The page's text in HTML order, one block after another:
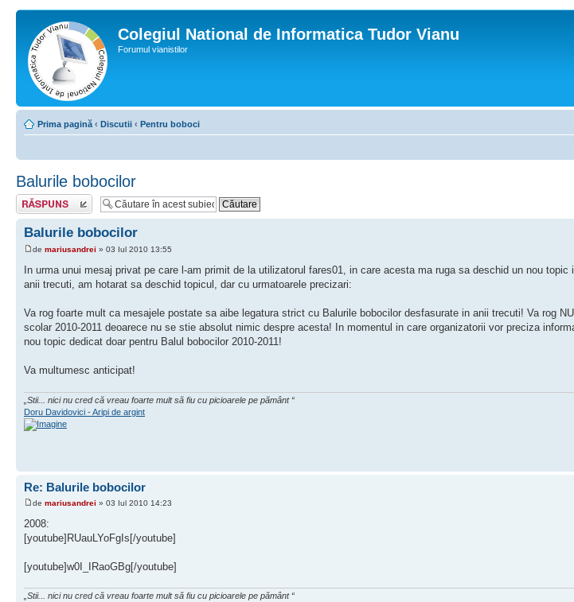
Colegiul National de Informatica Tudor Vianu
Forumul vianistilor
Prima pagină ‹ Discutii ‹ Pentru boboci
Balurile bobocilor
Scrie un răspuns
Balurile bobocilor
de mariusandrei » 03 Iul 2010 13:55
In urma unui mesaj privat pe care l-am primit de la utilizatorul fares01, in care acesta ma ruga sa deschid un nou
anii trecuti, am hotarat sa deschid topicul, dar cu urmatoarele precizari:
Va rog foarte mult ca mesajele postate sa aibe legatura strict cu Balurile bobocilor desfasurate in anii trecuti! Va rog
scolar 2010-2011 deoarece nu se stie absolut nimic despre acesta! In momentul in care organizatorii vor preciza
nou topic dedicat doar pentru Balul bobocilor 2010-2011!
Va multumesc anticipat!
„Stii... nici nu cred că vreau foarte mult să fiu cu picioarele pe pământ “
Doru Davidovici - Aripi de argint
Re: Balurile bobocilor
de mariusandrei » 03 Iul 2010 14:23
2008:
[youtube]RUauLYoFgIs[/youtube]
[youtube]w0I_IRaoGBg[/youtube]
„Stii... nici nu cred că vreau foarte mult să fiu cu picioarele pe pământ “